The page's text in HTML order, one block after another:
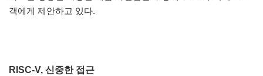
객에게 제안하고 있다.
RISC-V, 신중한 접근